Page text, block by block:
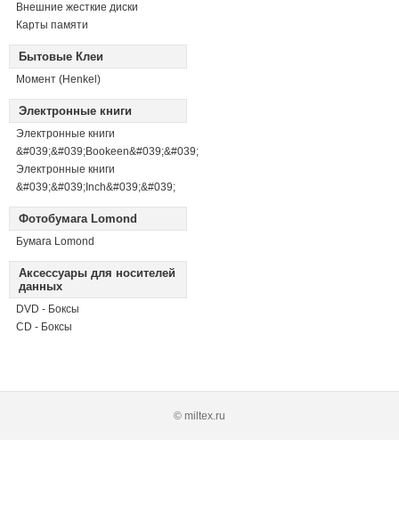
Внешние жесткие диски
Карты памяти
Бытовые Клеи
Момент (Henkel)
Электронные книги
Электронные книги
&#039;&#039;Bookeen&#039;&#039;
Электронные книги
&#039;&#039;Inch&#039;&#039;
Фотобумага Lomond
Бумага Lomond
Аксессуары для носителей
данных
DVD - Боксы
CD - Боксы
© miltex.ru